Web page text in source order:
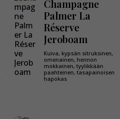
Champagne
Palmer La
Réserve
Jeroboam
Kuiva, kypsän sitruksinen,
omenainen, hennon
mokkainen, tyylikkään
paahteinen, tasapainoisen
hapokas